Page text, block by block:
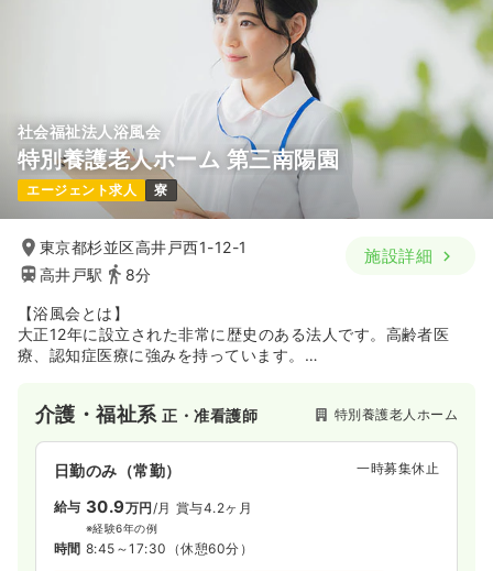
社会福祉法人浴風会
特別養護老人ホーム 第三南陽園
エージェント求人 寮
東京都杉並区高井戸西1-12-1
高井戸駅
8分
施設詳細
【浴風会とは】
大正12年に設立された非常に歴史のある法人です。高齢者医
療、認知症医療に強みを持っています。
両機能を充実させていきます。
─────────────────
【施設長からのメッセージ】
第三南陽園は平成14年4月に開設した、文字通り浴風会では3番
目の特別養護老人ホームです。4人部屋中心の従来型特養ではあ
りますが、建物的に広々としてご利用者にゆったりお過ごしい
介護・福祉系正・准看護師 特別養護老人ホーム
日勤のみ（常勤） 一時募集休止
給与 30.9万円/月 賞与4.2ヶ月
※経験6年の例
時間 8:45～17:30 （休憩60分）